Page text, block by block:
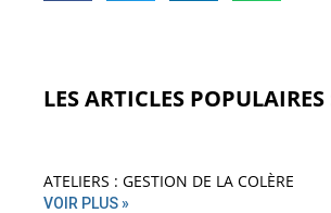
LES ARTICLES POPULAIRES
ATELIERS : GESTION DE LA COLÈRE
VOIR PLUS »